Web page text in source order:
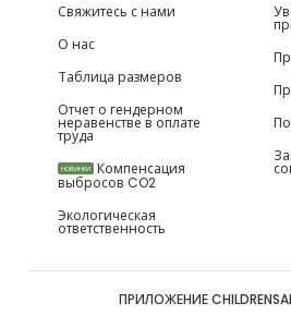
Свяжитесь с нами
О нас
Таблица размеров
Отчет о гендерном
неравенстве в оплате
труда
НОВИНКИ Компенсация
выбросов CO2
Экологическая
ответственность
ПРИЛОЖЕНИЕ